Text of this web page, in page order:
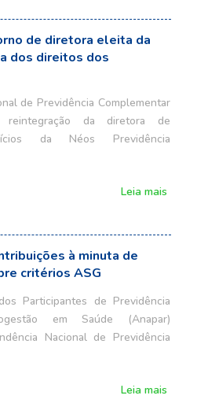
de diretora eleita da
dos direitos dos
de Previdência Complementar
reintegração da diretora de
da Néos Previdência
Leia mais
à minuta de
critérios ASG
Participantes de Previdência
em Saúde (Anapar)
Nacional de Previdência
Leia mais